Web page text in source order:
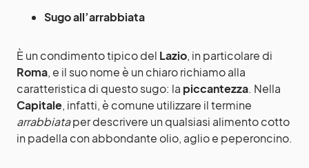
Sugo all’arrabbiata
È un condimento tipico del Lazio, in particolare di
Roma, e il suo nome è un chiaro richiamo alla
caratteristica di questo sugo: la piccantezza. Nella
Capitale, infatti, è comune utilizzare il termine
arrabbiataper descrivere un qualsiasi alimento cotto
in padella con abbondante olio, aglio e peperoncino.